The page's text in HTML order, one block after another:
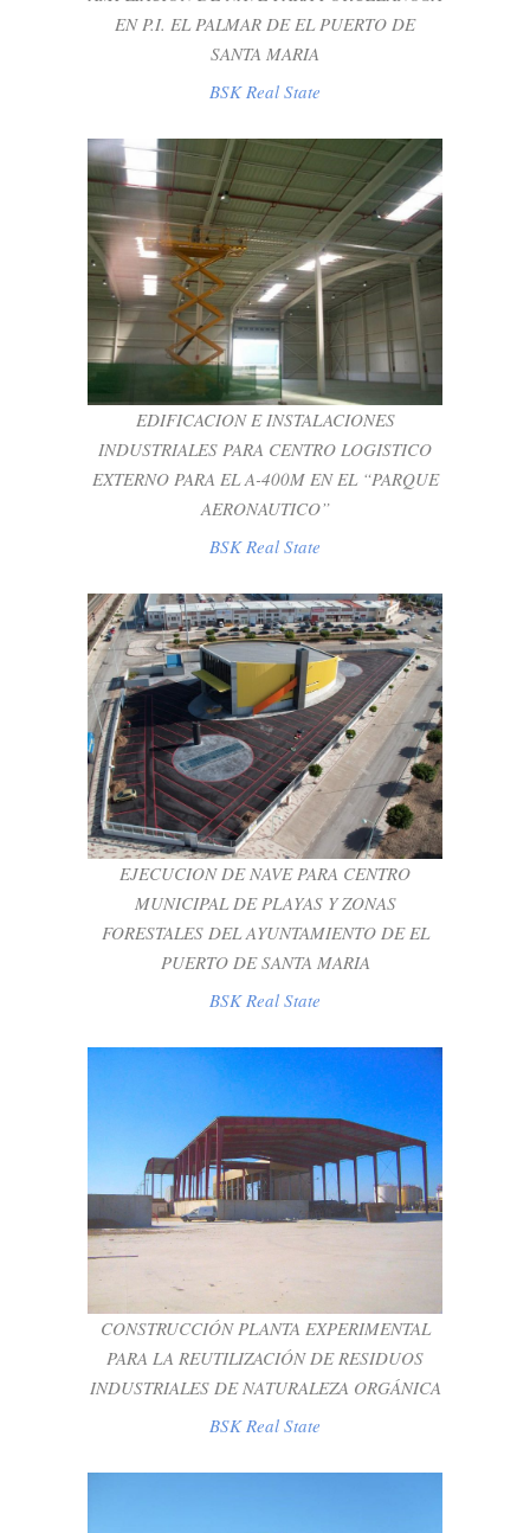
EN P.I. EL PALMAR DE EL PUERTO DE
SANTA MARIA
BSK Real State
EDIFICACION E INSTALACIONES
INDUSTRIALES PARA CENTRO
LOGISTICO EXTERNO PARA EL A-400M
EN EL “PARQUE AERONAUTICO”
BSK Real State
EDIFICACION E INSTALACIONES
INDUSTRIALES PARA CENTRO LOGISTICO
EXTERNO PARA EL A-400M EN EL “PARQUE
AERONAUTICO”
BSK Real State
EJECUCION DE NAVE PARA CENTRO
MUNICIPAL DE PLAYAS Y ZONAS
FORESTALES DEL AYUNTAMIENTO DE
EL PUERTO DE SANTA MARIA
BSK Real State
EJECUCION DE NAVE PARA CENTRO
MUNICIPAL DE PLAYAS Y ZONAS
FORESTALES DEL AYUNTAMIENTO DE EL
PUERTO DE SANTA MARIA
BSK Real State
CONSTRUCCIÓN PLANTA
EXPERIMENTAL PARA LA
REUTILIZACIÓN DE RESIDUOS
INDUSTRIALES DE NATURALEZA
ORGÁNICA
BSK Real State
CONSTRUCCIÓN PLANTA EXPERIMENTAL
PARA LA REUTILIZACIÓN DE RESIDUOS
INDUSTRIALES DE NATURALEZA ORGÁNICA
BSK Real State